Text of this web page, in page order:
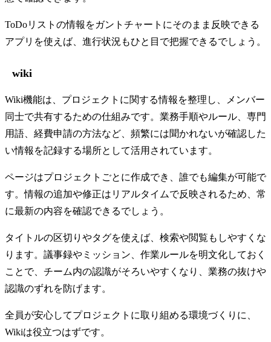
ToDoリストの情報をガントチャートにそのまま反映できる
アプリを使えば、進行状況もひと目で把握できるでしょう。
wiki
Wiki機能は、プロジェクトに関する情報を整理し、メンバー
同士で共有するための仕組みです。業務手順やルール、専門
用語、経費申請の方法など、頻繁には聞かれないが確認した
い情報を記録する場所として活用されています。
ページはプロジェクトごとに作成でき、誰でも編集が可能で
す。情報の追加や修正はリアルタイムで反映されるため、常
に最新の内容を確認できるでしょう。
タイトルの区切りやタグを使えば、検索や閲覧もしやすくな
ります。議事録やミッション、作業ルールを明文化しておく
ことで、チーム内の認識がそろいやすくなり、業務の抜けや
認識のずれを防げます。
全員が安心してプロジェクトに取り組める環境づくりに、
Wikiは役立つはずです。